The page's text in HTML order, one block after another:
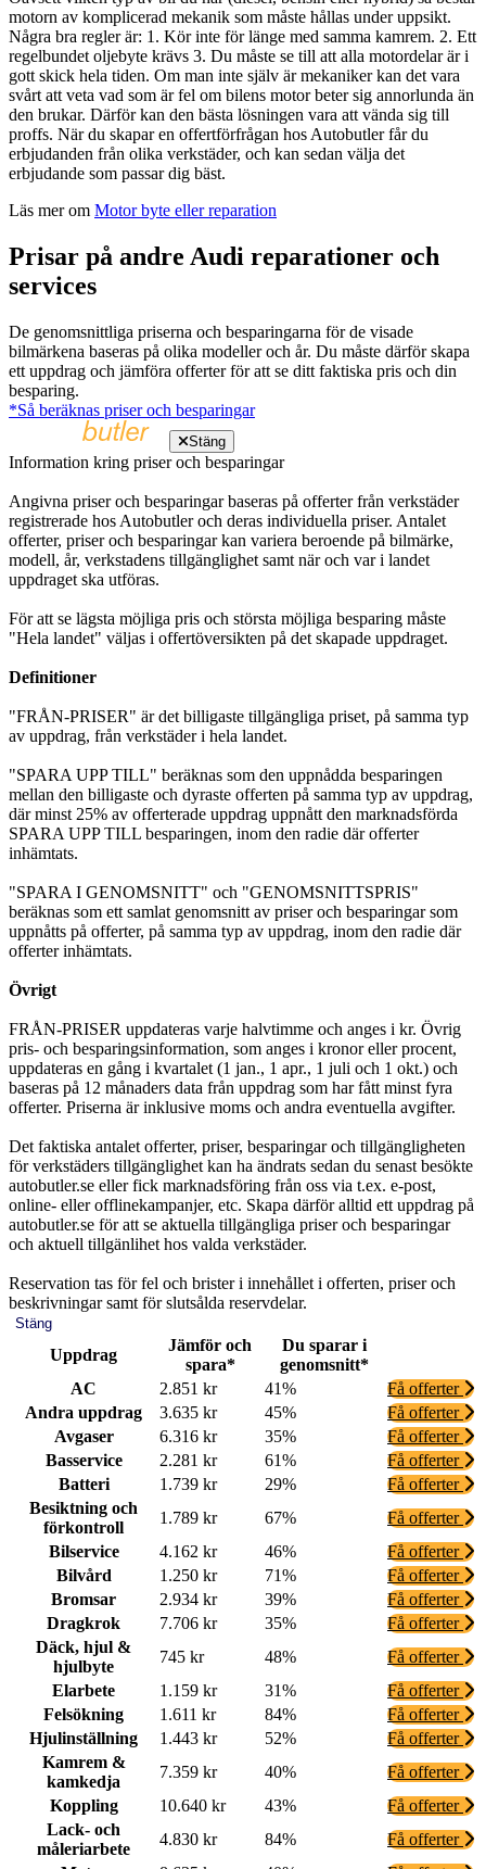
motorn av komplicerad mekanik som måste hållas under uppsikt.
Några bra regler är: 1. Kör inte för länge med samma kamrem. 2. Ett
regelbundet oljebyte krävs 3. Du måste se till att alla motordelar är i
gott skick hela tiden. Om man inte själv är mekaniker kan det vara
svårt att veta vad som är fel om bilens motor beter sig annorlunda än
den brukar. Därför kan den bästa lösningen vara att vända sig till
proffs. När du skapar en offertförfrågan hos Autobutler får du
erbjudanden från olika verkstäder, och kan sedan välja det
erbjudande som passar dig bäst.
Läs mer om Motor byte eller reparation
Prisar på andre Audi reparationer och
services
De genomsnittliga priserna och besparingarna för de visade
bilmärkena baseras på olika modeller och år. Du måste därför skapa
ett uppdrag och jämföra offerter för att se ditt faktiska pris och din
besparing.
*Så beräknas priser och besparingar
Stäng
Information kring priser och besparingar
Angivna priser och besparingar baseras på offerter från verkstäder
registrerade hos Autobutler och deras individuella priser. Antalet
offerter, priser och besparingar kan variera beroende på bilmärke,
modell, år, verkstadens tillgänglighet samt när och var i landet
uppdraget ska utföras.
För att se lägsta möjliga pris och största möjliga besparing måste
"Hela landet" väljas i offertöversikten på det skapade uppdraget.
Definitioner
"FRÅN-PRISER" är det billigaste tillgängliga priset, på samma typ
av uppdrag, från verkstäder i hela landet.
"SPARA UPP TILL" beräknas som den uppnådda besparingen
mellan den billigaste och dyraste offerten på samma typ av uppdrag,
där minst 25% av offerterade uppdrag uppnått den marknadsförda
SPARA UPP TILL besparingen, inom den radie där offerter
inhämtats.
"SPARA I GENOMSNITT" och "GENOMSNITTSPRIS"
beräknas som ett samlat genomsnitt av priser och besparingar som
uppnåtts på offerter, på samma typ av uppdrag, inom den radie där
offerter inhämtats.
Övrigt
FRÅN-PRISER uppdateras varje halvtimme och anges i kr. Övrig
pris- och besparingsinformation, som anges i kronor eller procent,
uppdateras en gång i kvartalet (1 jan., 1 apr., 1 juli och 1 okt.) och
baseras på 12 månaders data från uppdrag som har fått minst fyra
offerter. Priserna är inklusive moms och andra eventuella avgifter.
Det faktiska antalet offerter, priser, besparingar och tillgängligheten
för verkstäders tillgänglighet kan ha ändrats sedan du senast besökte
autobutler.se eller fick marknadsföring från oss via t.ex. e-post,
online- eller offlinekampanjer, etc. Skapa därför alltid ett uppdrag på
autobutler.se för att se aktuella tillgängliga priser och besparingar
och aktuell tillgänlihet hos valda verkstäder.
Reservation tas för fel och brister i innehållet i offerten, priser och
beskrivningar samt för slutsålda reservdelar.
Stäng
Uppdrag
Jämför och
spara*
Du sparar i
genomsnitt*
AC
2.851 kr 41%
Få offerter
Andra uppdrag
3.635 kr 45%
Få offerter
Avgaser
6.316 kr 35%
Få offerter
Basservice
2.281 kr 61%
Få offerter
Batteri
1.739 kr 29%
Få offerter
Besiktning och
förkontroll
1.789 kr 67%
Få offerter
Bilservice
4.162 kr 46%
Få offerter
Bilvård
1.250 kr 71%
Få offerter
Bromsar
2.934 kr 39%
Få offerter
Dragkrok
7.706 kr 35%
Få offerter
Däck, hjul &
hjulbyte
745 kr 48%
Få offerter
Elarbete
1.159 kr 31%
Få offerter
Felsökning
1.611 kr 84%
Få offerter
Hjulinställning
1.443 kr 52%
Få offerter
Kamrem &
kamkedja
7.359 kr 40%
Få offerter
Koppling
10.640 kr 43%
Få offerter
Lack- och
måleriarbete
4.830 kr 84%
Få offerter